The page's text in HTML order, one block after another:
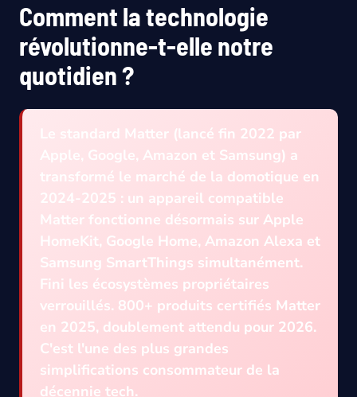
Comment la technologie
révolutionne-t-elle notre
quotidien ?
Le standard Matter (lancé fin 2022 par
Apple, Google, Amazon et Samsung) a
transformé le marché de la domotique en
2024-2025 : un appareil compatible
Matter fonctionne désormais sur Apple
HomeKit, Google Home, Amazon Alexa et
Samsung SmartThings simultanément.
Fini les écosystèmes propriétaires
verrouillés. 800+ produits certifiés Matter
en 2025, doublement attendu pour 2026.
C'est l'une des plus grandes
simplifications consommateur de la
décennie tech.